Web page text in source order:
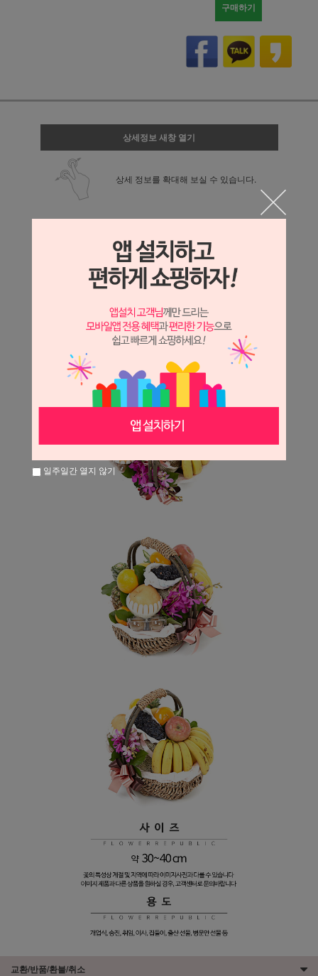
구매하기
상세정보 새창 열기
상세 정보를 확대해 보실 수 있습니다.
교환/반품/환불/취소
일주일간 열지 않기